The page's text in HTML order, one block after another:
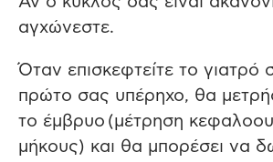
αγχώνεστε.
Όταν επισκεφτείτε το γιατρό
πρώτο σας υπέρηχο, θα
το έμβρυο (μέτρηση
μήκους) και θα μπορέσει να